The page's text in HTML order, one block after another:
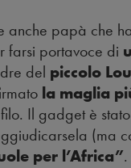
anche papà che
portavoce di
del piccolo
la maglia
Il gadget è
(ma
per l’Africa”.